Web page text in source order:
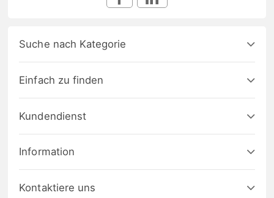
Suche nach Kategorie
Einfach zu finden
Kundendienst
Information
Kontaktiere uns